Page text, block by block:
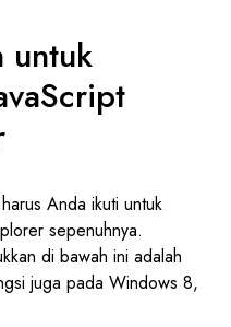
untuk
Anda ikuti untuk
sepenuhnya.
di bawah ini adalah
juga pada Windows 8,